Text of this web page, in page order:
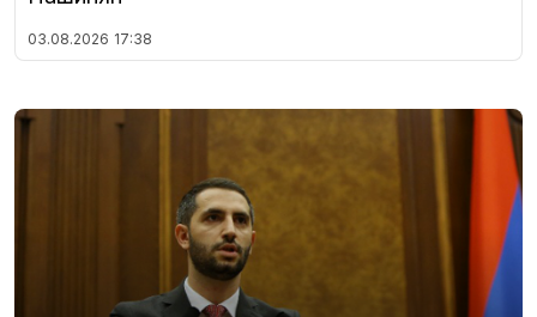
03.08.2026 17:38